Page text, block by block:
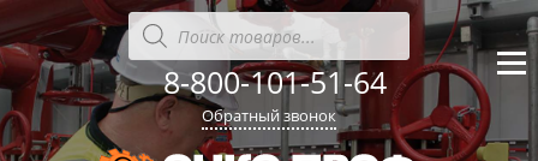
к
содержанию
Поиск
товаров
8-800-101-51-64
Обратный звонок